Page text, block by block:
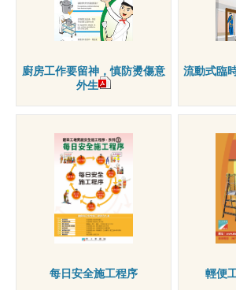
廚房工作要留神，慎防燙傷意
外生
流動式臨
每日安全施工程序 輕便